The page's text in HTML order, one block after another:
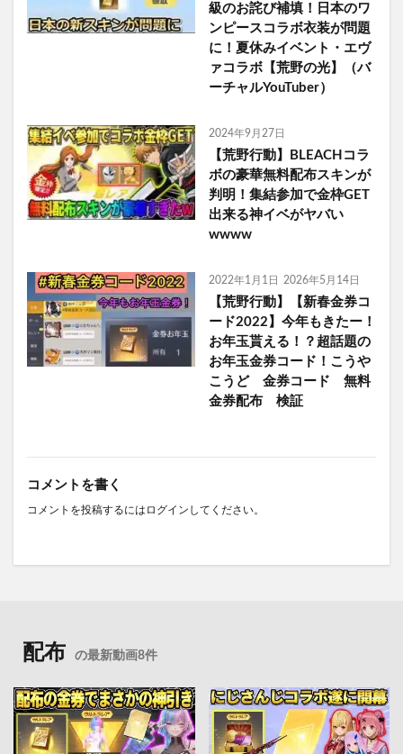
級のお詫び補填！日本のワ
ンピースコラボ衣装が問題
に！夏休みイベント・エヴ
ァコラボ【荒野の光】（バ
ーチャルYouTuber）
2024年9月27日
【荒野行動】BLEACHコラ
ボの豪華無料配布スキンが
判明！集結参加で金枠GET
出来る神イベがヤバい
wwww
2022年1月1日 2026年5月14日
【荒野行動】【新春金券コ
ード2022】今年もきたー！
お年玉貰える！？超話題の
お年玉金券コード！こうや
こうど 金券コード 無料
金券配布 検証
コメントを書く
コメントを投稿するには ログイン してください。
配布 の最新動画8件